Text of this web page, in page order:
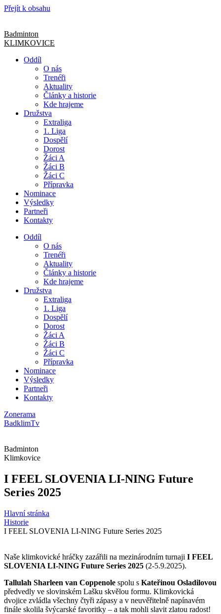
Přejít k obsahu
Badminton
KLIMKOVICE
Oddíl
O nás
Trenéři
Aktuality
Články a historie
Kde hrajeme
Družstva
Extraliga
1. Liga
Dospělí
Dorost
Žáci A
Žáci B
Žáci C
Přípravka
Nominace
Výsledky
Partneři
Kontakty
Oddíl
O nás
Trenéři
Aktuality
Články a historie
Kde hrajeme
Družstva
Extraliga
1. Liga
Dospělí
Dorost
Žáci A
Žáci B
Žáci C
Přípravka
Nominace
Výsledky
Partneři
Kontakty
Zonerama
BadklimTv
Badminton
Klimkovice
I FEEL SLOVENIA LI-NING Future
Series 2025
Hlavní stránka
Historie
I FEEL SLOVENIA LI-NING Future Series 2025
Naše klimkovické hráčky zazářili na mezinárodním turnaji I FEEL
SLOVENIA LI-NING Future Series 2025 (2-5.9.2025).
Tallulah Sharleen van Coppenole spolu s Kateřinou Osladilovou
předvedly ve slovinském Lašku skvělou formu. Klimkovická
dvojice zvládla všechny čtyři zápasy a v neuvěřitelně napínavém
finále skolila švýcarské favoritky – a tak mohli slavit zlatou radost!